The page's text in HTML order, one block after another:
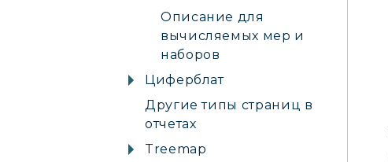
Описание для
вычисляемых мер и
наборов
Циферблат
Другие типы страниц в
отчетах
Treemap